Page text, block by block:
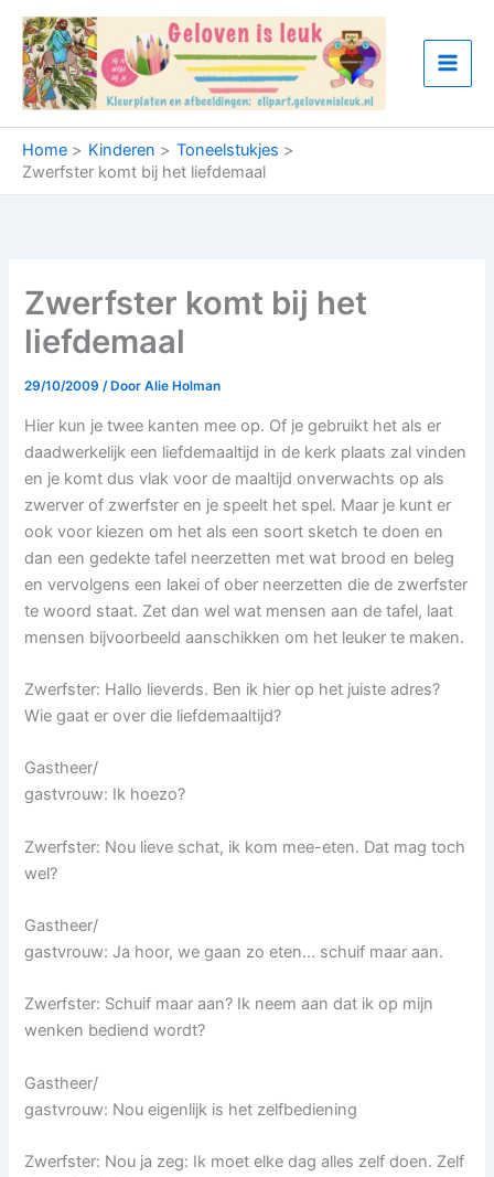
naar
inhoud
Home Kinderen
Toneelstukjes
Zwerfster komt bij het liefdemaal
Zwerfster komt bij het
liefdemaal
29/10/2009/ DoorAlie Holman
Hier kun je twee kanten mee op. Of je gebruikt het als er
daadwerkelijk een liefdemaaltijd in de kerk plaats zal vinden
en je komt dus vlak voor de maaltijd onverwachts op als
zwerver of zwerfster en je speelt het spel. Maar je kunt er
ook voor kiezen om het als een soort sketch te doen en
dan een gedekte tafel neerzetten met wat brood en beleg
en vervolgens een lakei of ober neerzetten die de zwerfster
te woord staat. Zet dan wel wat mensen aan de tafel, laat
mensen bijvoorbeeld aanschikken om het leuker te maken.
Zwerfster: Hallo lieverds. Ben ik hier op het juiste adres?
Wie gaat er over die liefdemaaltijd?
Gastheer/
gastvrouw: Ik hoezo?
Zwerfster: Nou lieve schat, ik kom mee-eten. Dat mag toch
wel?
Gastheer/
gastvrouw: Ja hoor, we gaan zo eten… schuif maar aan.
Zwerfster: Schuif maar aan? Ik neem aan dat ik op mijn
wenken bediend wordt?
Gastheer/
gastvrouw: Nou eigenlijk is het zelfbediening
Zwerfster: Nou ja zeg: Ik moet elke dag alles zelf doen. Zelf